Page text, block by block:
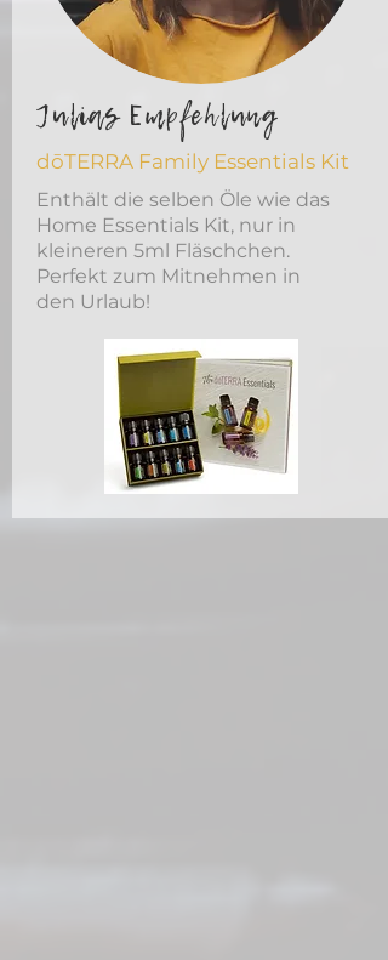
Julias Empfehlung
dōTERRA Family Essentials Kit
Enthält die selben Öle wie das
Home Essentials Kit, nur in
kleineren 5ml Fläschchen.
Perfekt zum Mitnehmen in
den Urlaub!